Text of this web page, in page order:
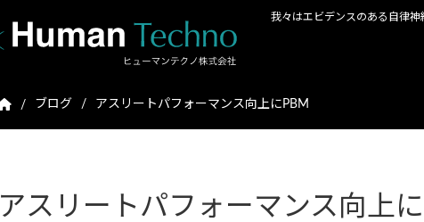
我々はエビデンスのある自律神
ブログ アスリートパフォーマンス向上にPBM
アスリートパフォーマンス向上